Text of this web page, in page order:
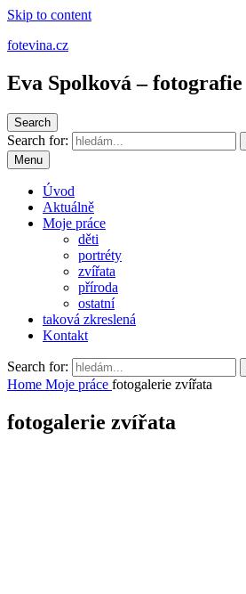
Skip to content
fotevina.cz
Eva Spolková – fotografie
Search
Search for:
Menu
Úvod
Aktuálně
Moje práce
děti
portréty
zvířata
příroda
ostatní
taková zkreslená
Kontakt
Search for:
Home Moje práce fotogalerie zvířata
fotogalerie zvířata